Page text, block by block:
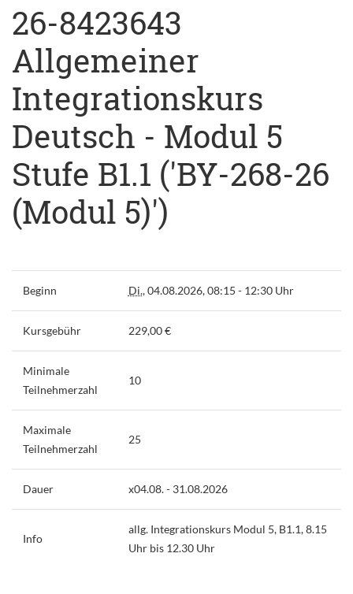
26-8423643
Allgemeiner
Integrationskurs
Deutsch - Modul 5
Stufe B1.1 ('BY-268-26
(Modul 5)')
Beginn Di., 04.08.2026, 08:15 - 12:30 Uhr
Kursgebühr 229,00 €
Minimale
Teilnehmerzahl
10
Maximale
Teilnehmerzahl
25
Dauer x04.08. - 31.08.2026
Info
allg. Integrationskurs Modul 5, B1.1, 8.15
Uhr bis 12.30 Uhr